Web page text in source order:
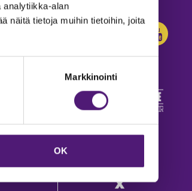
analytiikka-alan
näitä tietoja muihin tietoihin, joita
Markkinointi
OK